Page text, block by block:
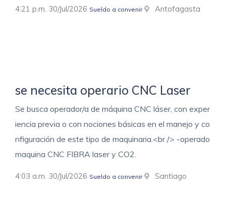
4:21 p.m. 30/Jul/2026 Sueldo a convenir Antofagasta
se necesita operario CNC Laser
Se busca operador/a de máquina CNC láser, con exper
iencia previa o con nociones básicas en el manejo y co
nfiguración de este tipo de maquinaria.<br /> -operado
maquina CNC FIBRA laser y CO2.
4:03 a.m. 30/Jul/2026 Sueldo a convenir Santiago